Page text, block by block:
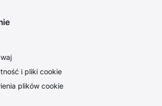
i pliki cookie
plików cookie